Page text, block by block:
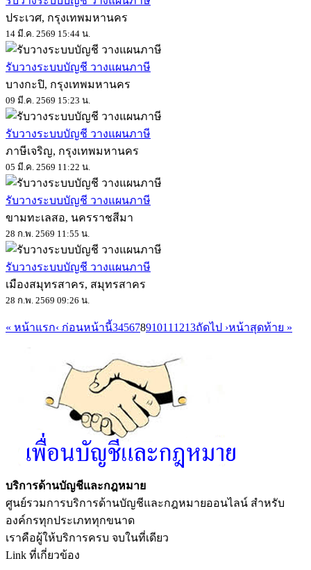
ประเวศ, กรุงเทพมหานคร
14 มี.ค. 2569 15:44 น.
รับวางระบบบัญชี วางแผนภาษี
บางกะปิ, กรุงเทพมหานคร
09 มี.ค. 2569 15:23 น.
รับวางระบบบัญชี วางแผนภาษี
ภาษีเจริญ, กรุงเทพมหานคร
05 มี.ค. 2569 11:22 น.
รับวางระบบบัญชี วางแผนภาษี
ขามทะเลสอ, นครราชสีมา
28 ก.พ. 2569 11:55 น.
รับวางระบบบัญชี วางแผนภาษี
เมืองสมุทรสาคร, สมุทรสาคร
28 ก.พ. 2569 09:26 น.
« หน้าแรก‹ ก่อนหน้านี้34567891011 1213ถัดไป ›หน้าสุดท้าย »
บริการด้านบัญชีและกฎหมาย
ศูนย์รวมการบริการด้านบัญชีและกฎหมายออนไลน์ สำหรับ
องค์กรทุกประเภททุกขนาด
เราคือผู้ให้บริการครบ จบในที่เดียว
Link ที่เกี่ยวข้อง